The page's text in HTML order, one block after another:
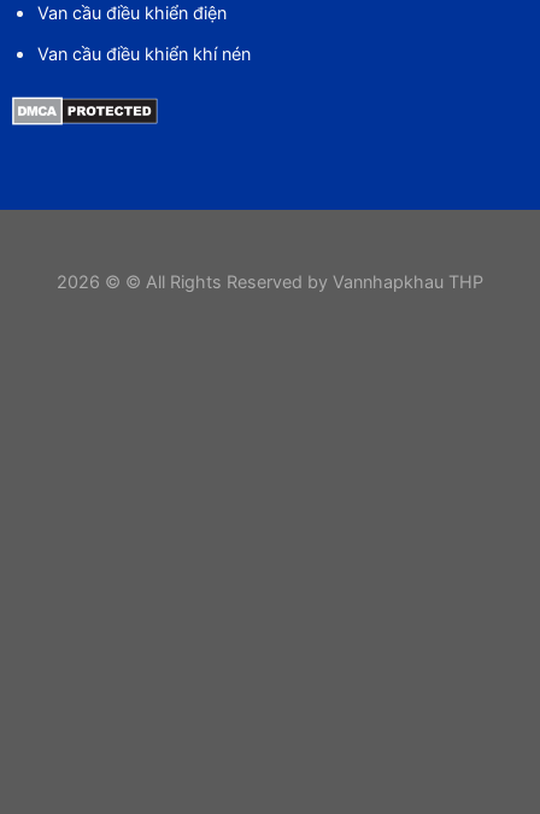
Van cầu điều khiển điện
Van cầu điều khiển khí nén
2026 © © All Rights Reserved by Vannhapkhau THP